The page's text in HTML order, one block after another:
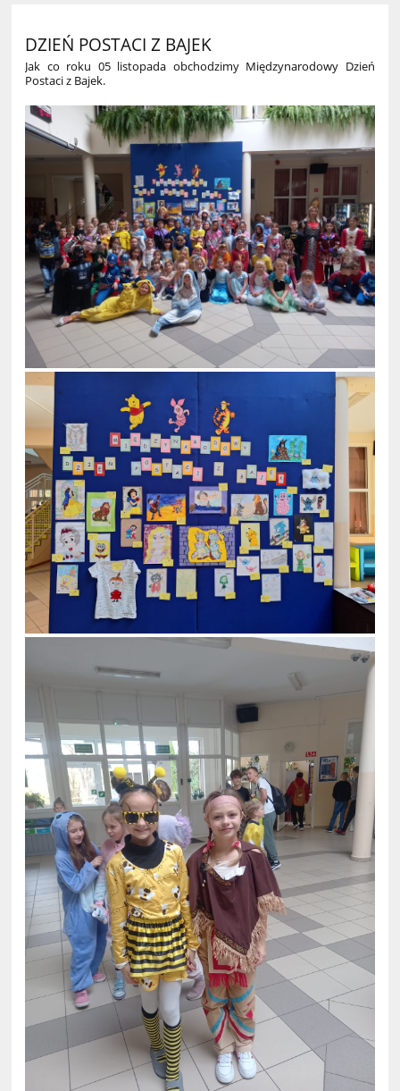
DZIEŃ POSTACI Z BAJEK
Jak co roku 05 listopada obchodzimy Międzynarodowy Dzień
Postaci z Bajek.